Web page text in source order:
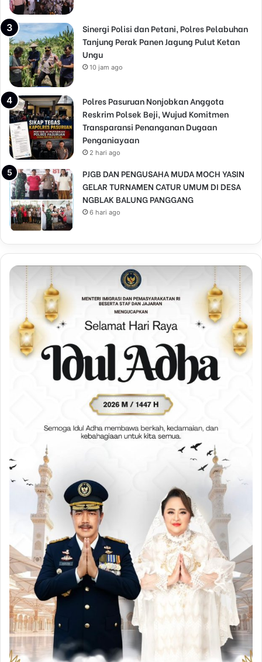
Sinergi Polisi dan Petani, Polres Pelabuhan
Tanjung Perak Panen Jagung Pulut Ketan
Ungu
10 jam ago
Polres Pasuruan Nonjobkan Anggota
Reskrim Polsek Beji, Wujud Komitmen
Transparansi Penanganan Dugaan
Penganiayaan
2 hari ago
PJGB DAN PENGUSAHA MUDA MOCH YASIN
GELAR TURNAMEN CATUR UMUM DI DESA
NGBLAK BALUNG PANGGANG
6 hari ago